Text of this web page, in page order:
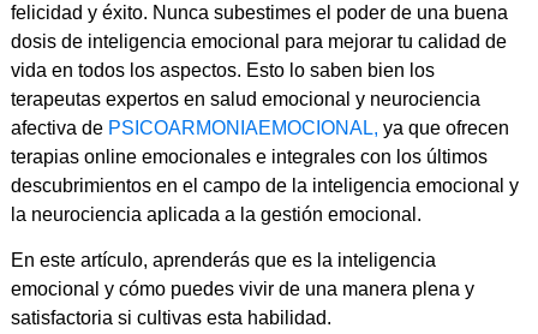
felicidad y éxito. Nunca subestimes el poder de una buena
dosis de inteligencia emocional para mejorar tu calidad de
vida en todos los aspectos. Esto lo saben bien los
terapeutas expertos en salud emocional y neurociencia
afectiva de PSICOARMONIAEMOCIONAL, ya que ofrecen
terapias online emocionales e integrales con los últimos
descubrimientos en el campo de la inteligencia emocional y
la neurociencia aplicada a la gestión emocional.
En este artículo, aprenderás que es la inteligencia
emocional y cómo puedes vivir de una manera plena y
satisfactoria si cultivas esta habilidad.